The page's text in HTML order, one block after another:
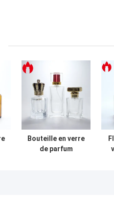
Bouteille en verre
de parfum